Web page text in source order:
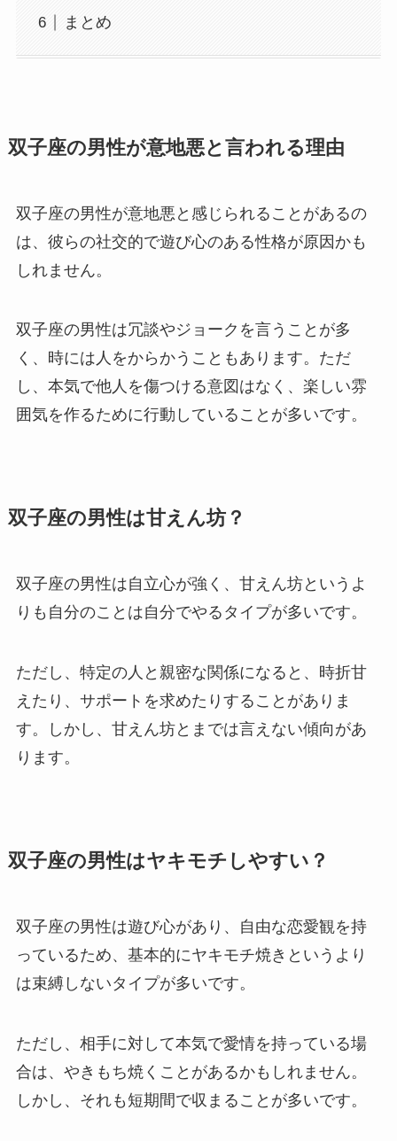
まとめ
双子座の男性が意地悪と言われる理由
双子座の男性が意地悪と感じられることがあるの
は、彼らの社交的で遊び心のある性格が原因かも
しれません。
双子座の男性は冗談やジョークを言うことが多
く、時には人をからかうこともあります。ただ
し、本気で他人を傷つける意図はなく、楽しい雰
囲気を作るために行動していることが多いです。
双子座の男性は甘えん坊？
双子座の男性は自立心が強く、甘えん坊というよ
りも自分のことは自分でやるタイプが多いです。
ただし、特定の人と親密な関係になると、時折甘
えたり、サポートを求めたりすることがありま
す。しかし、甘えん坊とまでは言えない傾向があ
ります。
双子座の男性はヤキモチしやすい？
双子座の男性は遊び心があり、自由な恋愛観を持
っているため、基本的にヤキモチ焼きというより
は束縛しないタイプが多いです。
ただし、相手に対して本気で愛情を持っている場
合は、やきもち焼くことがあるかもしれません。
しかし、それも短期間で収まることが多いです。